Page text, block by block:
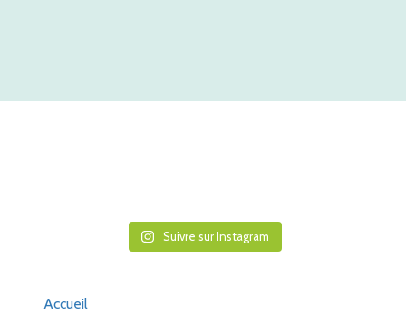
Suivre sur Instagram
Accueil